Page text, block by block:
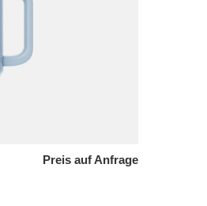
Preis auf Anfrage